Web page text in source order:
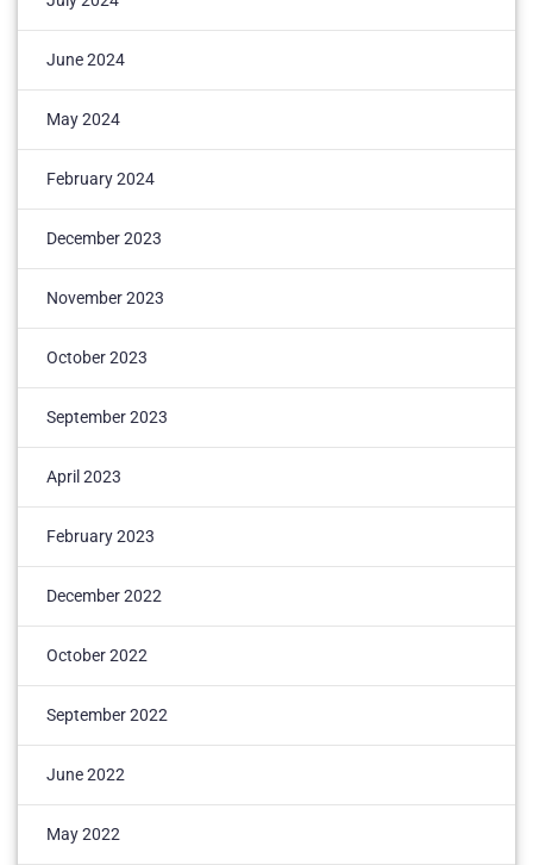
June 2024
May 2024
February 2024
December 2023
November 2023
October 2023
September 2023
April 2023
February 2023
December 2022
October 2022
September 2022
June 2022
May 2022